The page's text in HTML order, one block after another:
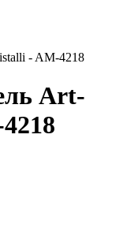
- AM-4218
Art-